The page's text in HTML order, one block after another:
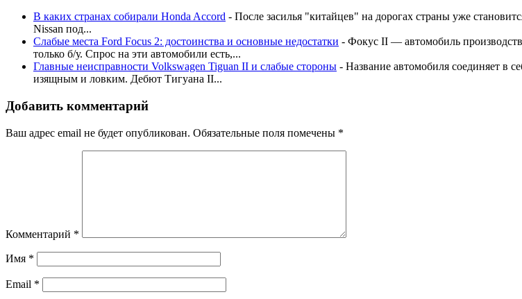
В каких странах собирали Honda Accord - После засилья "китайцев" на дорогах страны уже
Nissan под...
Слабые места Ford Focus 2: достоинства и основные недостатки - Фокус II — автомобиль
только б/у. Спрос на эти автомобили есть,...
Главные неисправности Volkswagen Tiguan II и слабые стороны - Название автомобиля соединяет в
изящным и ловким. Дебют Тигуана ІІ...
Добавить комментарий
Ваш адрес email не будет опубликован. Обязательные поля помечены *
Комментарий *
Имя *
Email *